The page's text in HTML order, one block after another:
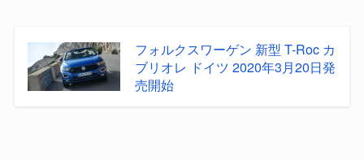
フォルクスワーゲン 新型 T-Roc カ
ブリオレ ドイツ 2020年3月20日発
売開始